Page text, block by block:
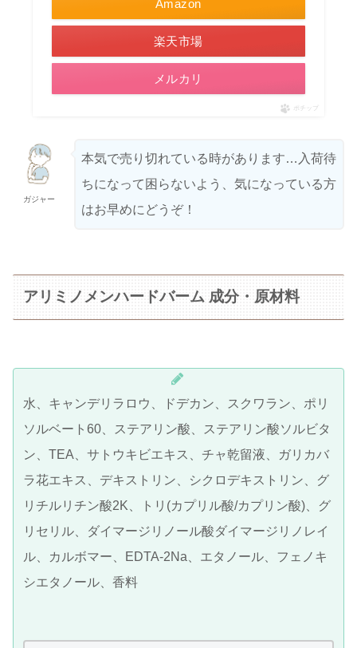
Amazon
楽天市場
メルカリ
ポチップ
ガジャー
本気で売り切れている時があります…入荷待
ちになって困らないよう、気になっている方
はお早めにどうぞ！
アリミノメンハードバーム 成分・原材料
水、キャンデリラロウ、ドデカン、スクワラン、ポリ
ソルベート60、ステアリン酸、ステアリン酸ソルビタ
ン、TEA、サトウキビエキス、チャ乾留液、ガリカバ
ラ花エキス、デキストリン、シクロデキストリン、グ
リチルリチン酸2K、トリ(カプリル酸/カプリン酸)、グ
リセリル、ダイマージリノール酸ダイマージリノレイ
ル、カルボマー、EDTA-2Na、エタノール、フェノキ
シエタノール、香料